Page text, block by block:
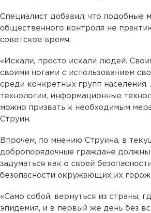
Специалист добавил, что подобные
общественного контроля не
советское время.
«Искали, просто искали людей.
своими ногами с использованием
среди конкретных групп населения.
технологии, информационные
можно призвать к необходимым
Струин.
Впрочем, по мнению Струина, в
добропорядочные граждане должны
задуматься как о своей
безопасности окружающих их
«Само собой, вернуться из страны,
эпидемия, и в первый же день без